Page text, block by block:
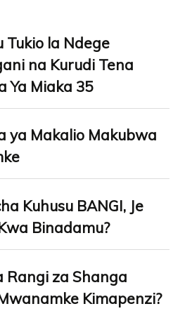
Tukio la Ndege
na Kurudi Tena
Ya Miaka 35
ya Makalio Makubwa
Kuhusu BANGI, Je
Binadamu?
Rangi za Shanga
Kimapenzi?